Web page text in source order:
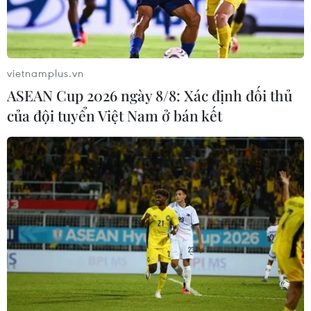
Cà Mau quảng bá thương hiệu, kết
nối đầu tư, đưa ngành tôm phát triển
bền vững
07/08/2026 03:04
Bảo tàng Cát Tottori của Nhật
Bản - nơi cát trở thành nghệ thuật
độc đáo
07/08/2026 02:14
Lần đầu Cà Mau tổ chức Lễ hội
Khinh khí cầu gắn với Ngày hội Văn
hóa di sản
07/08/2026 02:00
vietnamplus.vn
ASEAN Cup 2026 ngày 8/8: Xác định đối thủ
của đội tuyển Việt Nam ở bán kết